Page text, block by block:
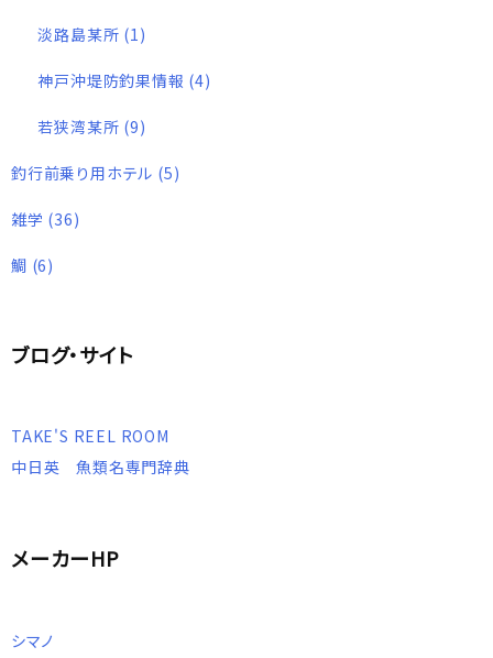
淡路島某所 (1)
神戸沖堤防釣果情報 (4)
若狭湾某所 (9)
釣行前乗り用ホテル (5)
雑学 (36)
鯛 (6)
ブログ・サイト
TAKE'S REEL ROOM
中日英 魚類名専門辞典
メーカーHP
シマノ